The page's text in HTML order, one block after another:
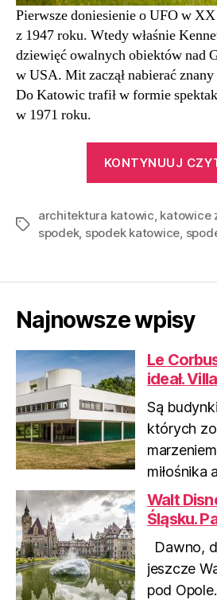
Pierwsze doniesienie o UFO w
z 1947 roku. Wtedy właśnie
dziewięć owalnych obiektów nad
w USA. Mit zaczął nabierać znany
Do Katowic trafił w formie
w 1971 roku.
KONTYNUUJ
Tagi
architektura katowic, katowice
spodek, spodek katowice,
Najnowsze wpisy
Le
ideał.
Są
których
miłośnika
Walt
Śląsku.
Dawno,
jeszcze
pod